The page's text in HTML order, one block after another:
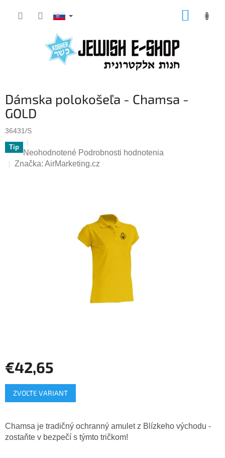
Dámska polokošeľa - Chamsa -
GOLD
36431/S
Tip
Priemerné
hodnotenie
Neohodnotené Podrobnosti hodnotenia
Značka: AirMarketing.cz
€42,65
Jednotková
cena:
ZVOĽTE VARIANT
Chamsa je tradičný ochranný amulet z Blízkeho východu -
zostaňte v bezpečí s týmto tričkom!